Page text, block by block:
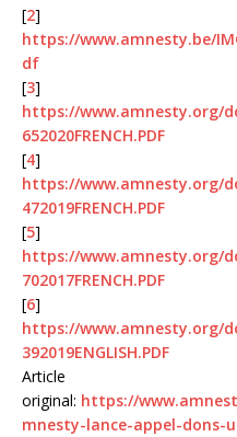
[2]
https://www.amnesty.be/
df
[3]
https://www.amnesty.org/
652020FRENCH.PDF
[4]
https://www.amnesty.org/
472019FRENCH.PDF
[5]
https://www.amnesty.org/
702017FRENCH.PDF
[6]
https://www.amnesty.org/
392019ENGLISH.PDF
Article
original: https://
mnesty-lance-appel-dons-